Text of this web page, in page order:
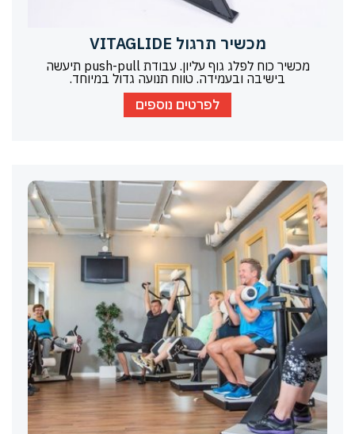
מכשיר תרגול VITAGLIDE
מכשיר כוח לפלג גוף עליון. עבודת push-pull תיעשה
בישיבה ובעמידה. טווח תנועה גדול במיוחד.
לפרטים נוספים